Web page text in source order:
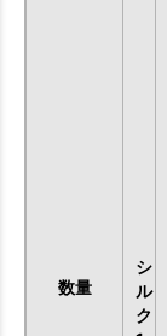
数量
シ
ル
ク